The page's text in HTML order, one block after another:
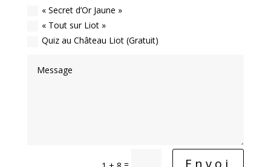
« Secret d’Or Jaune »
« Tout sur Liot »
Quiz au Château Liot (Gratuit)
=